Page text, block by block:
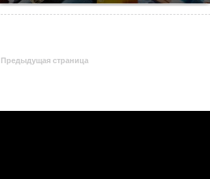
Предыдущая страница